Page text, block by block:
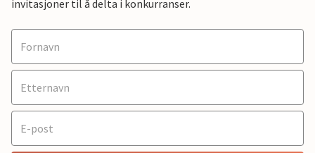
invitasjoner til å delta i konkurranser.